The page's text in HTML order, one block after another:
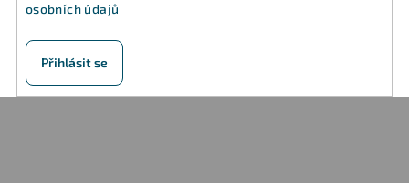
osobních údajů
Přihlásit se